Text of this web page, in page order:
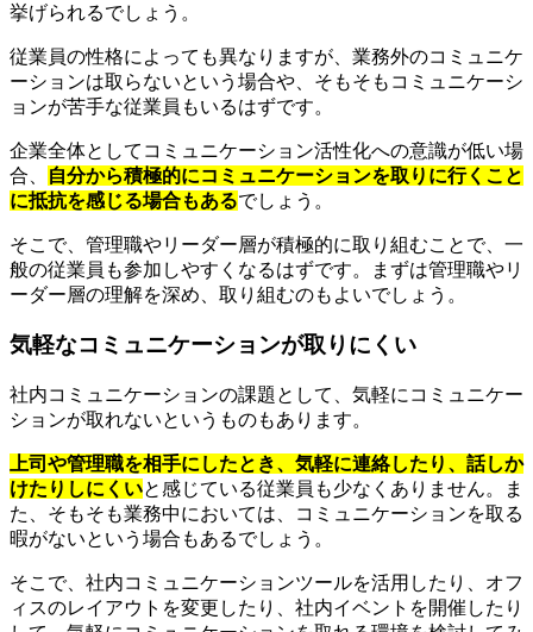
挙げられるでしょう。
従業員の性格によっても異なりますが、業務外のコミュニケ
ーションは取らないという場合や、そもそもコミュニケーシ
ョンが苦手な従業員もいるはずです。
企業全体としてコミュニケーション活性化への意識が低い場
合、
自分から積極的にコミュニケーションを取りに行くこと
に抵抗を感じる場合もあるでしょう。
そこで、管理職やリーダー層が積極的に取り組むことで、一
般の従業員も参加しやすくなるはずです。まずは管理職やリ
ーダー層の理解を深め、取り組むのもよいでしょう。
気軽なコミュニケーションが取りにくい
社内コミュニケーションの課題として、気軽にコミュニケー
ションが取れないというものもあります。
上司や管理職を相手にしたとき、気軽に連絡したり、話しか
けたりしにくいと感じている従業員も少なくありません。ま
た、そもそも業務中においては、コミュニケーションを取る
暇がないという場合もあるでしょう。
そこで、社内コミュニケーションツールを活用したり、オフ
ィスのレイアウトを変更したり、社内イベントを開催したり